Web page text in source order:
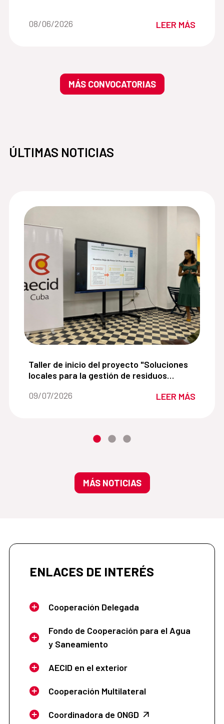
Fecha de la noticia::
08/06/2026 LEER MÁS
MÁS CONVOCATORIAS
ÚLTIMAS NOTICIAS
mayores del convento de Belén:
Taller de inicio del proyecto "Soluciones
Taller de inicio del proyecto "Soluciones
locales para la gestión de residuos
conservación de La Habana".
Fecha de la noticia::
09/07/2026 LEER MÁS
MÁS NOTICIAS
ENLACES DE INTERÉS
Cooperación Delegada
Fondo de Cooperación para el Agua
y Saneamiento
AECID en el exterior
Cooperación Multilateral
Coordinadora de ONGD